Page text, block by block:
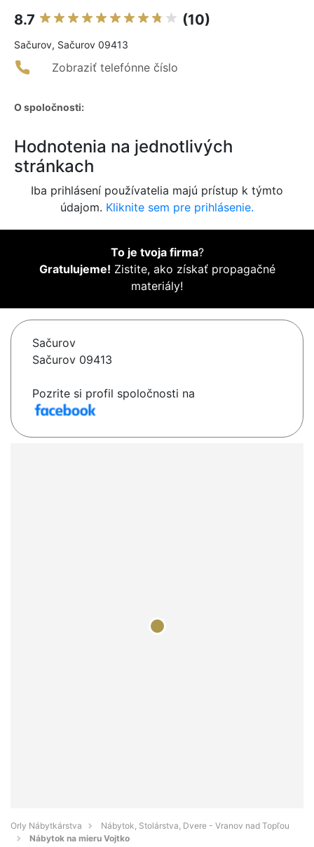
8.7 (10)
Sačurov, Sačurov 09413
Zobraziť telefónne číslo
O spoločnosti:
Hodnotenia na jednotlivých
stránkach
Iba prihlásení používatelia majú prístup k týmto
údajom. Kliknite sem pre prihlásenie.
To je tvoja firma?
Gratulujeme! Zistite, ako získať propagačné
materiály!
Sačurov
Sačurov 09413
Pozrite si profil spoločnosti na
Orly Nábytkárstva
Nábytok, Stolárstva, Dvere - Vranov nad Topľou
Nábytok na mieru Vojtko